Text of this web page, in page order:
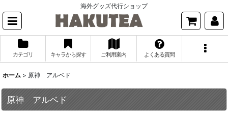
海外グッズ代行ショップ
カテゴリ キャラから探す ご利用案内 よくある質問
ホーム > 原神 アルベド
原神 アルベド